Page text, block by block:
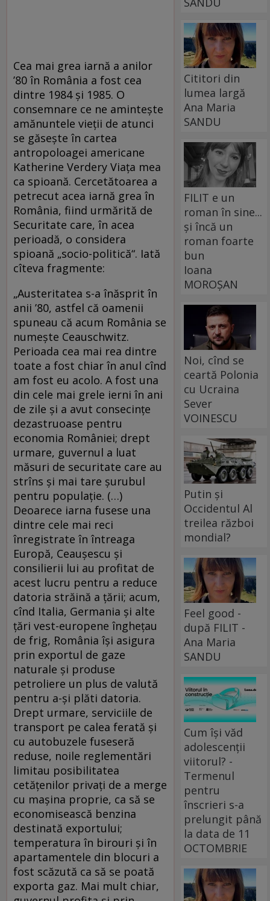
Cea mai grea iarnă a anilor
’80 în România a fost cea
dintre 1984 și 1985. O
consemnare ce ne amintește
amănuntele vieții de atunci
se găsește în cartea
antropoloagei americane
Katherine Verdery Viața mea
ca spioană. Cercetătoarea a
petrecut acea iarnă grea în
România, fiind urmărită de
Securitate care, în acea
perioadă, o considera
spioană „socio-politică“. Iată
cîteva fragmente:
„Austeritatea s-a înăsprit în
anii ’80, astfel că oamenii
spuneau că acum România se
numește Ceauschwitz.
Perioada cea mai rea dintre
toate a fost chiar în anul cînd
am fost eu acolo. A fost una
din cele mai grele ierni în ani
de zile și a avut consecințe
dezastruoase pentru
economia României; drept
urmare, guvernul a luat
măsuri de securitate care au
strîns și mai tare șurubul
pentru populație. (…)
Deoarece iarna fusese una
dintre cele mai reci
înregistrate în întreaga
Europă, Ceaușescu și
consilierii lui au profitat de
acest lucru pentru a reduce
datoria străină a țării; acum,
cînd Italia, Germania și alte
țări vest-europene înghețau
de frig, România își asigura
prin exportul de gaze
naturale și produse
petroliere un plus de valută
pentru a-și plăti datoria.
Drept urmare, serviciile de
transport pe calea ferată și
cu autobuzele fuseseră
reduse, noile reglementări
limitau posibilitatea
cetățenilor privați de a merge
cu mașina proprie, ca să se
economisească benzina
destinată exportului;
temperatura în birouri și în
apartamentele din blocuri a
fost scăzută ca să se poată
exporta gaz. Mai mult chiar,
Cititori din
lumea largă
Ana Maria
SANDU
FILIT e un
roman în sine...
și încă un
roman foarte
bun
Ioana
MOROȘAN
Noi, cînd se
ceartă Polonia
cu Ucraina
Sever
VOINESCU
Putin și
Occidentul Al
treilea război
mondial?
Feel good -
după FILIT -
Ana Maria
SANDU
Cum își văd
adolescenții
viitorul? -
Termenul
pentru
înscrieri s-a
prelungit până
la data de 11
OCTOMBRIE